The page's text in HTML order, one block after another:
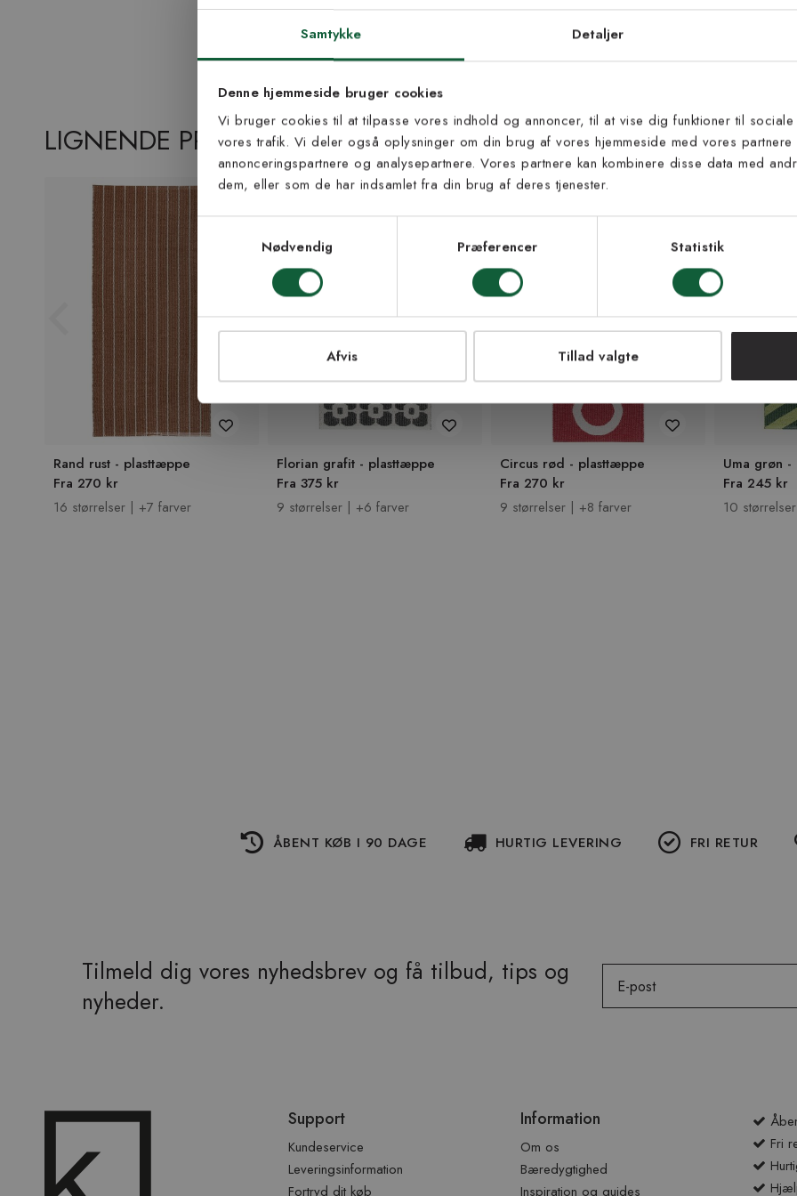
Samtykke Detaljer
Denne hjemmeside bruger cookies
Vi bruger cookies til at tilpasse vores indhold og annoncer, til at vise dig funktioner til
vores trafik. Vi deler også oplysninger om din brug af vores hjemmeside med vores
annonceringspartnere og analysepartnere. Vores partnere kan kombinere disse data med
dem, eller som de har indsamlet fra din brug af deres tjenester.
Nødvendig
Præferencer Statistik
Afvis Tillad valgte
LIGNENDE PRODUKTER
Rand rust - plasttæppe
Fra 270 kr
16 størrelser | +7 farver
Florian grafit - plasttæppe
Fra 375 kr
9 størrelser | +6 farver
Circus rød - plasttæppe
Fra 270 kr
9 størrelser | +8 farver
Uma grøn
Fra 245 kr
10
ÅBENT KØB I 90 DAGE HURTIG LEVERING FRI RETUR
Tilmeld dig vores nyhedsbrev og få tilbud, tips og
nyheder.
over
Support
Kundeservice
Leveringsinformation
Fortryd dit køb
Information
Om os
Bæredygtighed
Inspiration og guides
Fri
Tilmeld dig vores
nyhedsbrev
Vær blandt de første til at modtage vores tilbud,
E-mail
NEJ TAK!